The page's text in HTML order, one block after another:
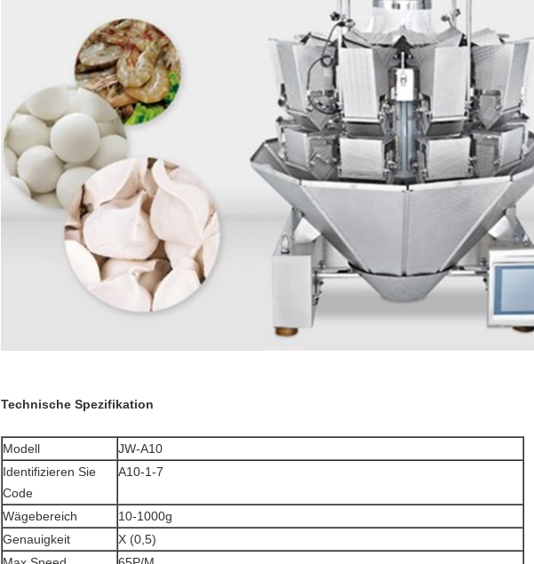
Technische Spezifikation
Modell
JW-A10
Identifizieren Sie
Code
A10-1-7
Wägebereich
10-1000g
Genauigkeit
X (0,5)